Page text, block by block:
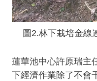
圖2.林下栽培金線
蓮華池中心許原瑞主
下經濟作業除了不會